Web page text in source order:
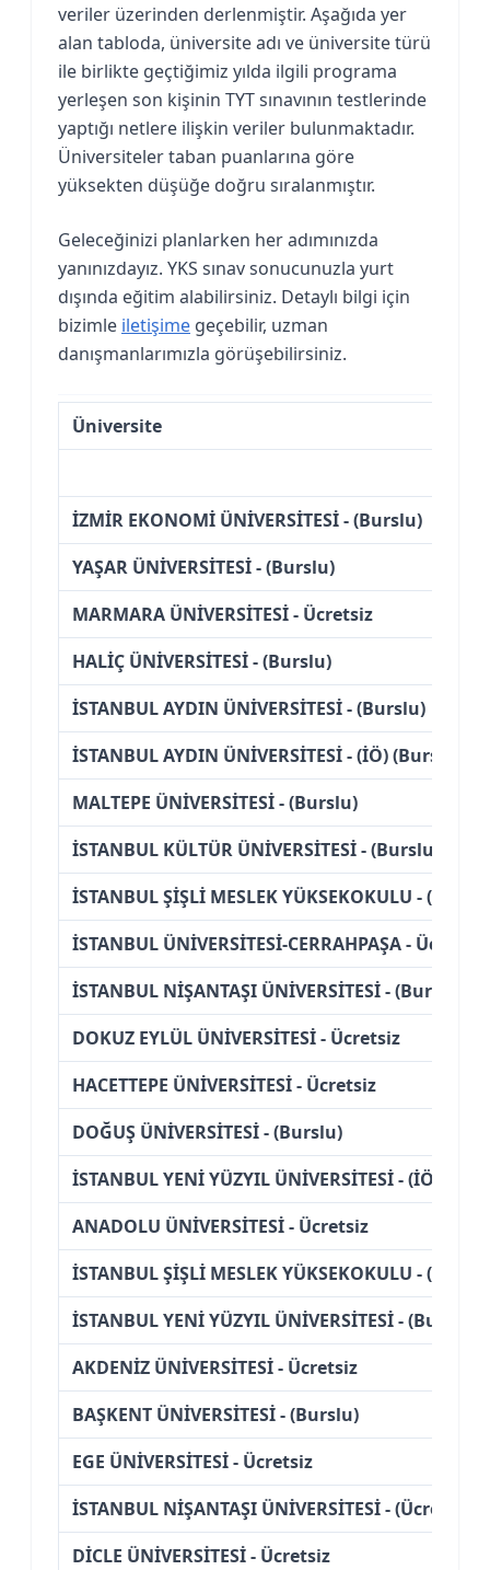
veriler üzerinden derlenmiştir. Aşağıda yer
alan tabloda, üniversite adı ve üniversite türü
ile birlikte geçtiğimiz yılda ilgili programa
yerleşen son kişinin TYT sınavının testlerinde
yaptığı netlere ilişkin veriler bulunmaktadır.
Üniversiteler taban puanlarına göre
yüksekten düşüğe doğru sıralanmıştır.
Geleceğinizi planlarken her adımınızda
yanınızdayız. YKS sınav sonucunuzla yurt
dışında eğitim alabilirsiniz. Detaylı bilgi için
bizimle iletişime geçebilir, uzman
danışmanlarımızla görüşebilirsiniz.
Üniversite
İZMİR EKONOMİ ÜNİVERSİTESİ - (Burslu)
YAŞAR ÜNİVERSİTESİ - (Burslu)
MARMARA ÜNİVERSİTESİ - Ücretsiz
HALİÇ ÜNİVERSİTESİ - (Burslu)
İSTANBUL AYDIN ÜNİVERSİTESİ - (Burslu)
İSTANBUL AYDIN ÜNİVERSİTESİ - (İÖ) (Burslu)
MALTEPE ÜNİVERSİTESİ - (Burslu)
İSTANBUL KÜLTÜR ÜNİVERSİTESİ - (Burslu)
İSTANBUL ŞİŞLİ MESLEK YÜKSEKOKULU - (İÖ)
İSTANBUL ÜNİVERSİTESİ-CERRAHPAŞA - Ücretsiz
İSTANBUL NİŞANTAŞI ÜNİVERSİTESİ - (Burslu)
DOKUZ EYLÜL ÜNİVERSİTESİ - Ücretsiz
HACETTEPE ÜNİVERSİTESİ - Ücretsiz
DOĞUŞ ÜNİVERSİTESİ - (Burslu)
İSTANBUL YENİ YÜZYIL ÜNİVERSİTESİ - (İÖ)
ANADOLU ÜNİVERSİTESİ - Ücretsiz
İSTANBUL ŞİŞLİ MESLEK YÜKSEKOKULU -
İSTANBUL YENİ YÜZYIL ÜNİVERSİTESİ - (Burslu)
AKDENİZ ÜNİVERSİTESİ - Ücretsiz
BAŞKENT ÜNİVERSİTESİ - (Burslu)
EGE ÜNİVERSİTESİ - Ücretsiz
İSTANBUL NİŞANTAŞI ÜNİVERSİTESİ - (Ücretli)
DİCLE ÜNİVERSİTESİ - Ücretsiz